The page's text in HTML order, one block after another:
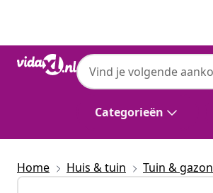
Categorieën
Home Huis & tuin Tuin & gazon